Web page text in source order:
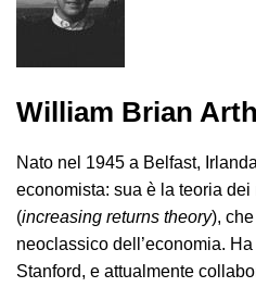
William Brian
Nato nel 1945 a Belfast,
economista: sua è la teoria
(increasing returns theory),
neoclassico dell’economia.
Stanford, e attualmente